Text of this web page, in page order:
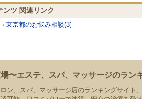
ンツ 関連リンク
東京都のお悩み相談(3)
〜エステ、スパ、マッサージのラン
ン、スパ、マッサージ店のランキングサイト